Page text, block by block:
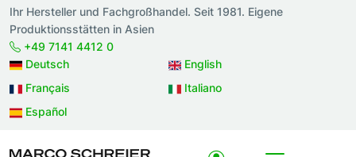
Ihr Hersteller und Fachgroßhandel. Seit 1981. Eigene
Produktionsstätten in Asien
+49 7141 4412 0
Deutsch
English
Français
Italiano
Español